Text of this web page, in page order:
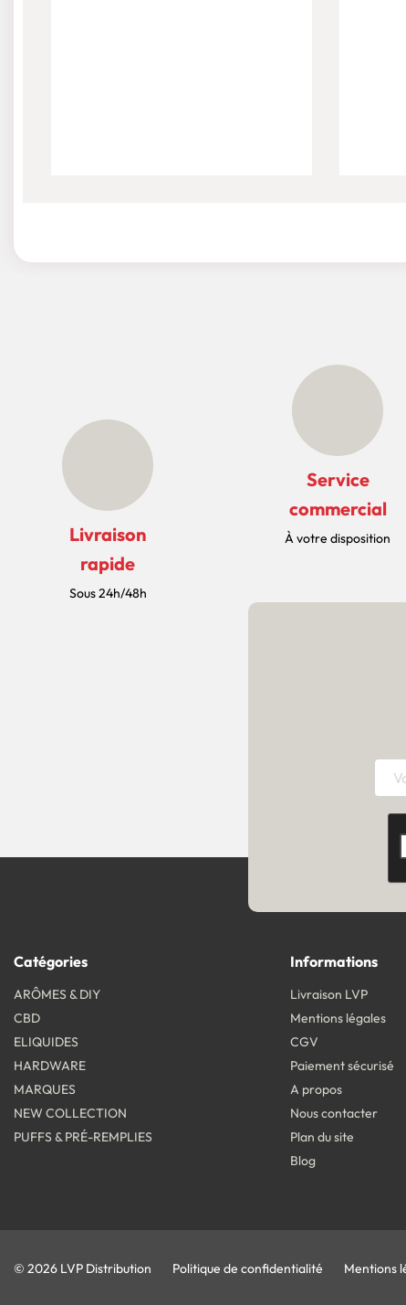
Livraison
rapide
Sous 24h/48h
Service
commercial
À votre disposition
Catégories
ARÔMES & DIY
CBD
ELIQUIDES
HARDWARE
MARQUES
NEW COLLECTION
PUFFS & PRÉ-REMPLIES
Informations
Livraison LVP
Mentions légales
CGV
Paiement sécurisé
A propos
Nous contacter
Plan du site
Blog
© 2026 LVP Distribution Politique de confidentialité Mentions